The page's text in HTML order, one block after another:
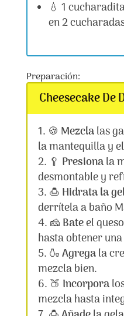
💧 1
en 2
Preparación:
Cheesecake De
🍪 Mezclalas
la mantequilla y
🥄 Presionala
desmontable y
🍮 Hidrata la
derrítela a baño
🧀 Bateel
hasta obtener
🍶Agregala
mezcla bien.
🍑 Incorpora
mezcla hasta